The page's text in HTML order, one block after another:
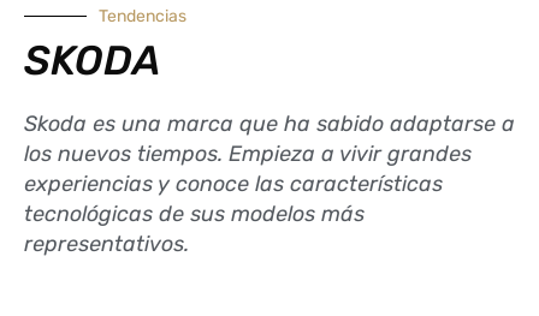
Tendencias
SKODA
Skoda es una marca que ha sabido adaptarse a
los nuevos tiempos. Empieza a vivir grandes
experiencias y conoce las características
tecnológicas de sus modelos más
representativos.